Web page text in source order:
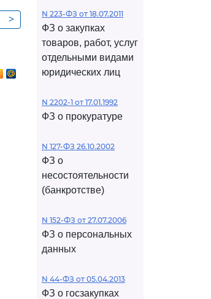
> N 223-ФЗ от 18.07.2011
ФЗ о закупках
товаров, работ, услуг
отдельными видами
юридических лиц
N 2202-1 от 17.01.1992
ФЗ о прокуратуре
N 127-ФЗ 26.10.2002
ФЗ о
несостоятельности
(банкротстве)
N 152-ФЗ от 27.07.2006
ФЗ о персональных
данных
N 44-ФЗ от 05.04.2013
ФЗ о госзакупках